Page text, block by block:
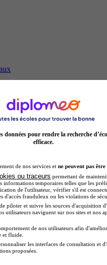
par alternance
données pour rendre la recherche
efficace.
de nos services et ne peuvent pas être
ou traceurs permettant de
temporaires telles que les
de l'utilisateur, vérifier s'il est
d'accès frauduleux ou les violations de
piloter et suivre les sources d'acquisition
utilisateurs naviguent sur nos sites et nos
de nos utilisateurs afin
et fluide.
les interfaces de consultation et
proposées.